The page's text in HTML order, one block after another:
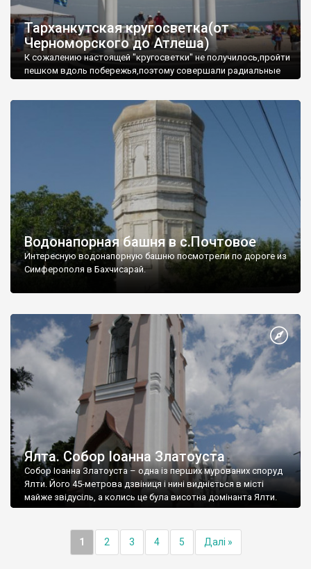
Тарханкутская кругосветка(от
Черноморского до Атлеша)
К сожалению настоящей "кругосветки" не получилось,пройти
пешком вдоль побережья,поэтому совершали радиальные
Водонапорная башня в с.Почтовое
Интересную водонапорную башню посмотрели по дороге из
Симферополя в Бахчисарай.
Ялта. Собор Іоанна Златоуста
Собор Іоанна Златоуста – одна із перших мурованих споруд
Ялти. Його 45-метрова дзвіниця і нині видніється в місті
майже звідусіль, а колись це була висотна домінанта Ялти.
1 2 3 4 5 Далі »